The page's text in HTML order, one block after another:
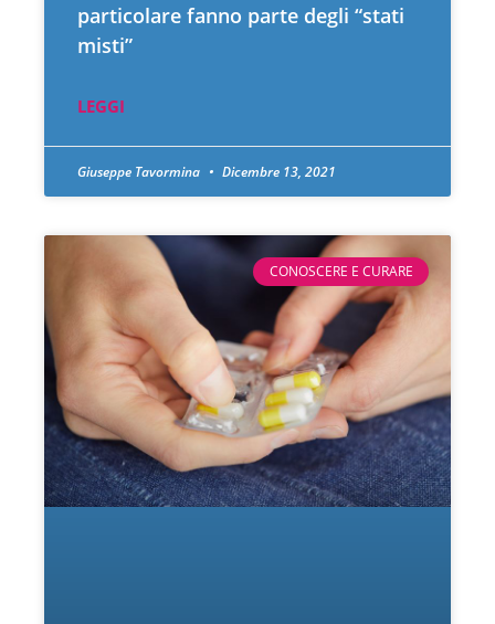
particolare fanno parte degli “stati
misti”
LEGGI
Giuseppe Tavormina Dicembre 13, 2021
CONOSCERE E CURARE